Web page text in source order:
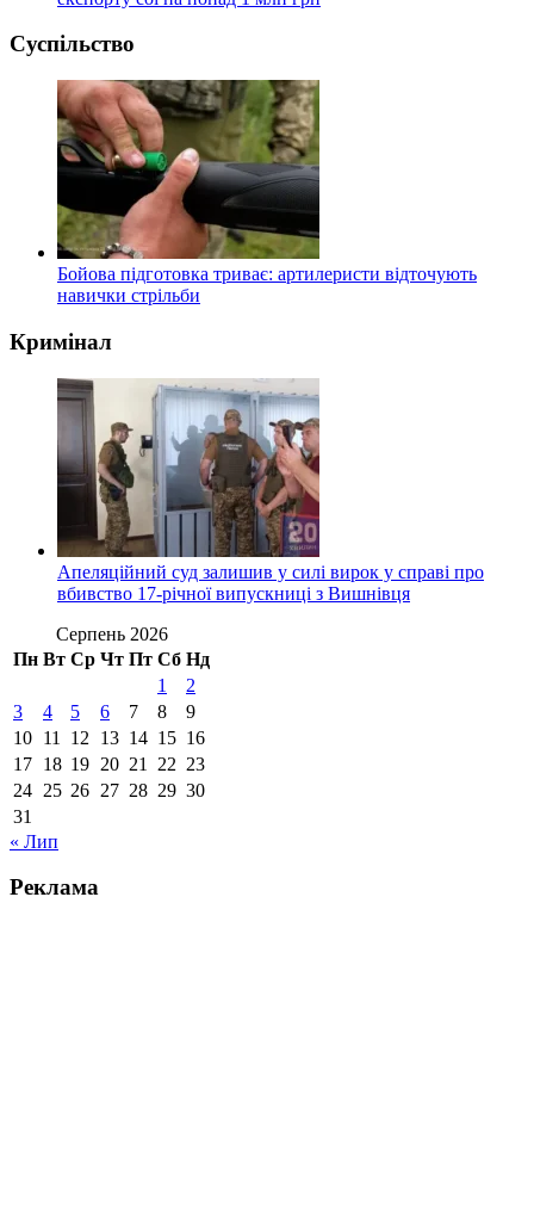
Суспільство
Бойова підготовка триває: артилеристи відточують
навички стрільби
Кримінал
Апеляційний суд залишив у силі вирок у справі про
вбивство 17-річної випускниці з Вишнівця
Серпень 2026
Пн Вт Ср Чт Пт Сб Нд
1
2
3
4 5 6 7 8
9
10 11 12 13 14 15 16
17 18 19 20 21 22 23
24 25 26 27 28 29 30
31
« Лип
Реклама